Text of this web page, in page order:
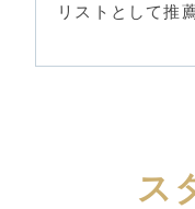
リストとして推
ス